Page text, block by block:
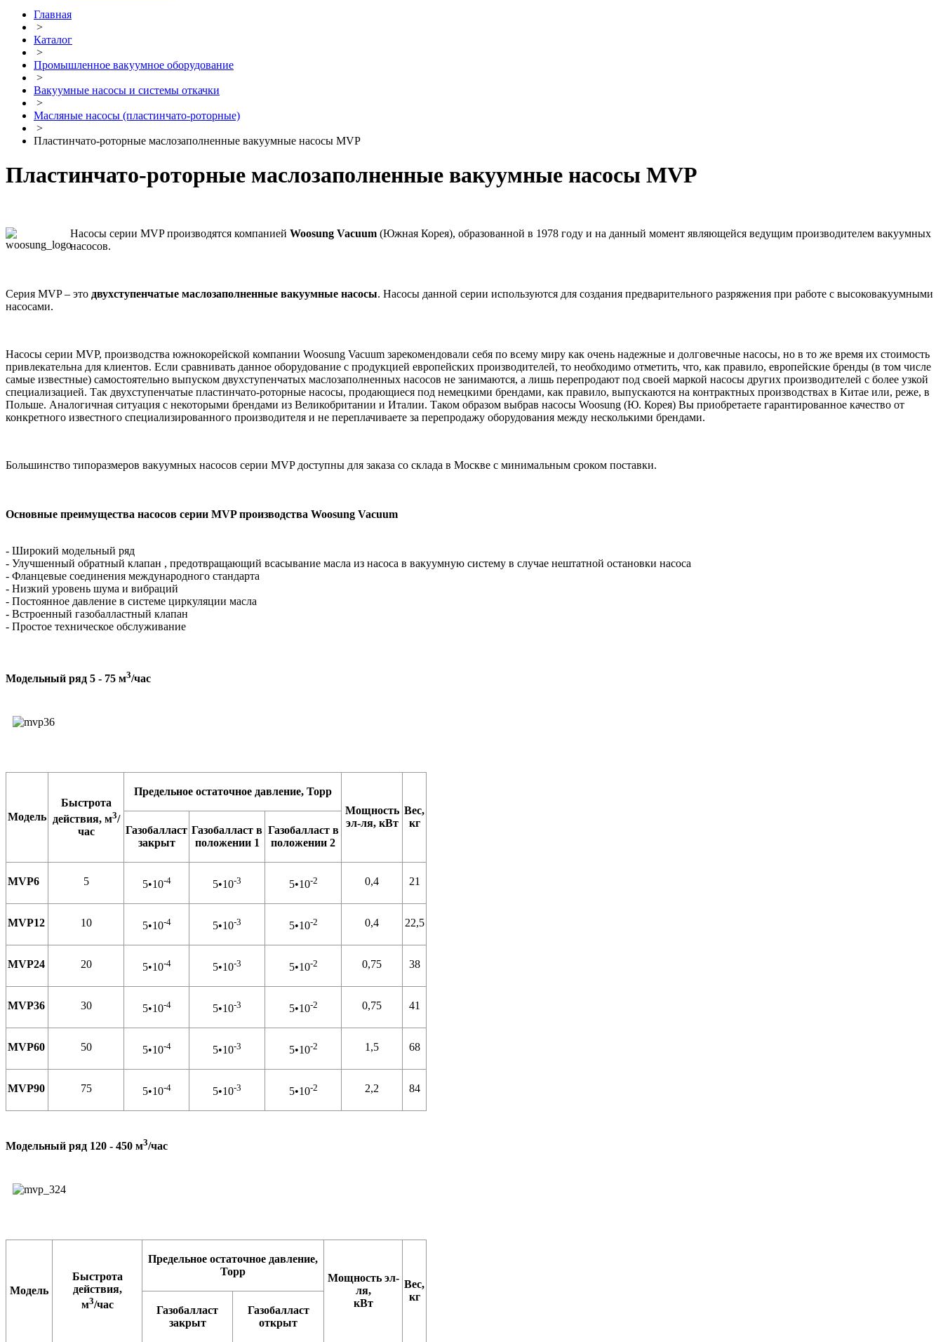
Главная
>
Каталог
>
Промышленное вакуумное оборудование
>
Вакуумные насосы и системы откачки
>
Масляные насосы (пластинчато-роторные)
>
Пластинчато-роторные маслозаполненные вакуумные насосы MVP
Пластинчато-роторные маслозаполненные вакуумные насосы MVP
Насосы серии MVP производятся компанией Woosung Vacuum (Южная Корея), образованной в 1978 году и на данный момент являющейся ведущим производителем вакуумных
насосов.
Серия MVP – это двухступенчатые маслозаполненные вакуумные насосы. Насосы данной серии используются для создания предварительного разряжения при работе с высоковакуумными
насосами.
Насосы серии MVP, производства южнокорейской компании Woosung Vacuum зарекомендовали себя по всему миру как очень надежные и долговечные насосы, но в то же время их стоимость
привлекательна для клиентов. Если сравнивать данное оборудование с продукцией европейских производителей, то необходимо отметить, что, как правило, европейские бренды (в том числе
самые известные) самостоятельно выпуском двухступенчатых маслозаполненных насосов не занимаются, а лишь перепродают под своей маркой насосы других производителей с более узкой
специализацией. Так двухступенчатые пластинчато-роторные насосы, продающиеся под немецкими брендами, как правило, выпускаются на контрактных производствах в Китае или, реже, в
Польше. Аналогичная ситуация с некоторыми брендами из Великобритании и Италии. Таком образом выбрав насосы Woosung (Ю. Корея) Вы приобретаете гарантированное качество от
конкретного известного специализированного производителя и не переплачиваете за перепродажу оборудования между несколькими брендами.
Большинство типоразмеров вакуумных насосов серии MVP доступны для заказа со склада в Москве с минимальным сроком поставки.
Основные преимущества насосов серии MVP производства Woosung Vacuum
- Широкий модельный ряд
- Улучшенный обратный клапан , предотвращающий всасывание масла из насоса в вакуумную систему в случае нештатной остановки насоса
- Фланцевые соединения международного стандарта
- Низкий уровень шума и вибраций
- Постоянное давление в системе циркуляции масла
- Встроенный газобалластный клапан
- Простое техническое обслуживание
Модельный ряд 5 - 75 м3/час
Модель
Быстрота
действия, м3/
час
Предельное остаточное давление, Торр
Мощность
эл-ля, кВт
Вес,
кг
Газобалласт
закрыт
Газобалласт в
положении 1
Газобалласт в
положении 2
MVP6 5 5•10-4 5•10-3 5•10-2 0,4 21
MVP12 10 5•10-4 5•10-3 5•10-2 0,4 22,5
MVP24 20 5•10-4 5•10-3 5•10-2 0,75 38
MVP36 30 5•10-4 5•10-3 5•10-2 0,75 41
MVP60 50 5•10-4 5•10-3 5•10-2 1,5 68
MVP90 75 5•10-4 5•10-3 5•10-2 2,2 84
Модельный ряд 120 - 450 м3/час
Модель
Быстрота
действия,
м3/час
Предельное остаточное давление,
Торр
Мощность эл-
ля,
кВт
Вес,
кг
Газобалласт
закрыт
Газобалласт
открыт